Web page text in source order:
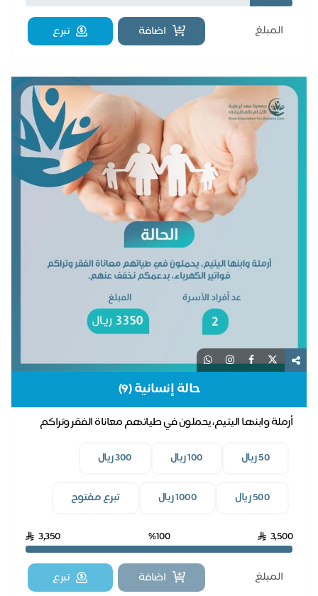
اضافة تبرع
حالة إنسانية (9)
أرملة وابنها اليتيم، يحملون في طياتهم معاناة الفقر وتراكم
1000 ريال تبرع مفتوح
3,500
%100
3,350
اضافة تبرع